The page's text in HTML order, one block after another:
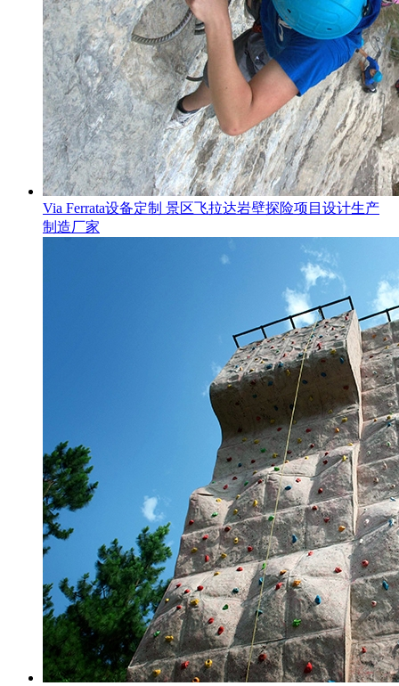
Via Ferrata设备定制 景区飞拉达岩壁探险项目设计生产
制造厂家